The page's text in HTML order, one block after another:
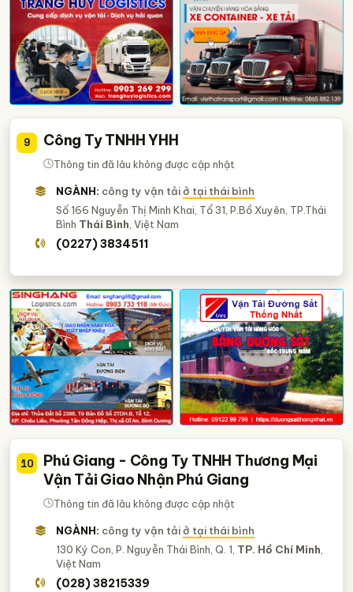
9 Công Ty TNHH YHH
Thông tin đã lâu không được cập nhật
NGÀNH: công ty vận tảiở tại thái bình
Số 166 Nguyễn Thị Minh Khai, Tổ 31, P.Bồ Xuyên, TP.Thái
Bình Thái Bình , Việt Nam
(0227) 3834511
10
Phú Giang - Công Ty TNHH Thương Mại
Vận Tải Giao Nhận Phú Giang
Thông tin đã lâu không được cập nhật
NGÀNH: công ty vận tảiở tại thái bình
130 Ký Con, P. Nguyễn Thái Bình, Q. 1, TP. Hồ Chí Minh,
Việt Nam
(028) 38215339